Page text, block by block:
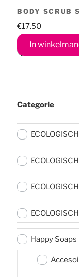
BODY SCRUB
€17.50
In
Categorie
Happy Soaps